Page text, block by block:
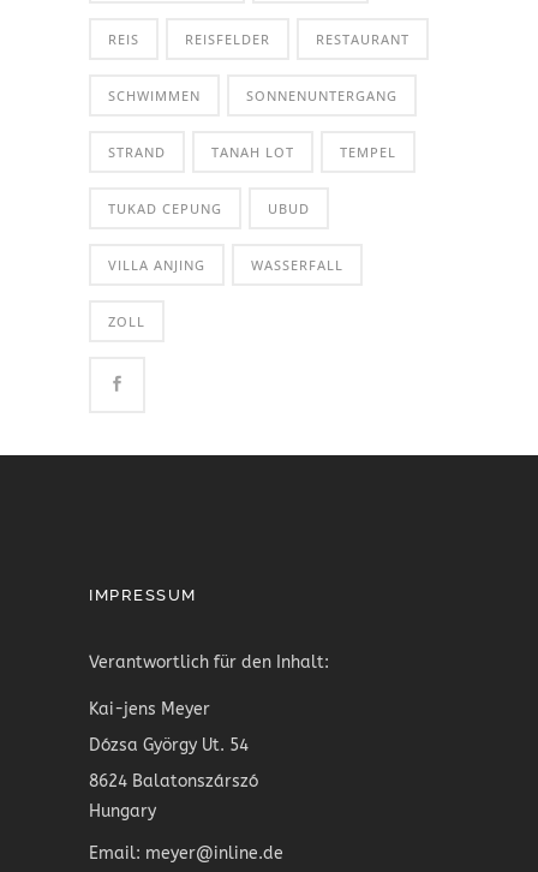
REIS REISFELDER RESTAURANT
SCHWIMMEN SONNENUNTERGANG
STRAND TANAH LOT TEMPEL
TUKAD CEPUNG UBUD
VILLA ANJING WASSERFALL
ZOLL
IMPRESSUM
Verantwortlich für den Inhalt:
Kai-jens Meyer
Dózsa György Ut. 54
8624 Balatonszárszó
Hungary
Email: meyer@inline.de